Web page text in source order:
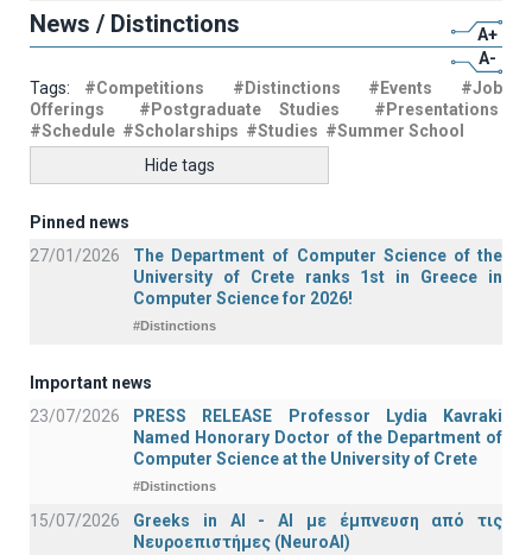
News / Distinctions
A+
A-
Tags: #Competitions #Distinctions #Events
#Job
Offerings
#Postgraduate Studies
#Presentations
#Schedule #Scholarships #Studies #Summer School
Hide tags
Pinned news
27/01/2026
The Department of Computer Science of the
University of Crete ranks 1st in Greece in
Computer Science for 2026!
#Distinctions
Important news
23/07/2026
PRESS RELEASE Professor Lydia Kavraki
Named Honorary Doctor of the Department of
Computer Science at the University of Crete
#Distinctions
15/07/2026
Greeks in AI - ΑΙ με έμπνευση από τις
Νευροεπιστήμες (NeuroAI)